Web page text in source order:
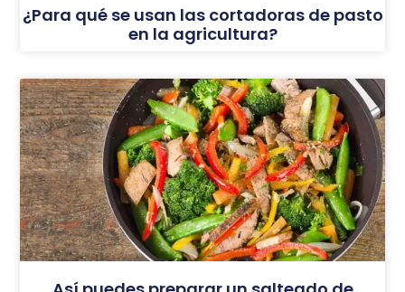
¿Para qué se usan las cortadoras de pasto
en la agricultura?